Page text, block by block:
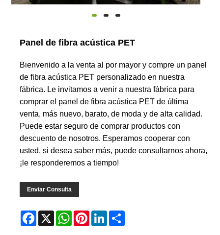
Panel de fibra acústica PET
Bienvenido a la venta al por mayor y compre un panel
de fibra acústica PET personalizado en nuestra
fábrica. Le invitamos a venir a nuestra fábrica para
comprar el panel de fibra acústica PET de última
venta, más nuevo, barato, de moda y de alta calidad.
Puede estar seguro de comprar productos con
descuento de nosotros. Esperamos cooperar con
usted, si desea saber más, puede consultarnos ahora,
¡le responderemos a tiempo!
Enviar Consulta
Facebook WhatsAppPinterestLinkedIn